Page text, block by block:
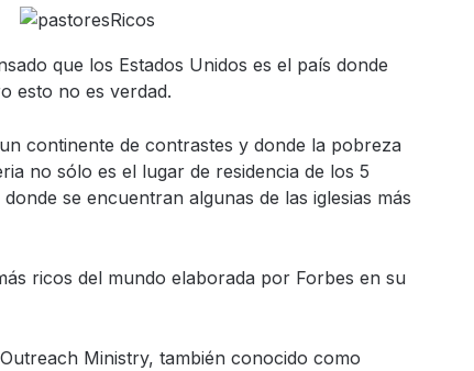
que los Estados Unidos es el país donde
esto no es verdad.
continente de contrastes y donde la pobreza
no sólo es el lugar de residencia de los 5
se encuentran algunas de las iglesias más
ricos del mundo elaborada por Forbes en su
Ministry, también conocido como